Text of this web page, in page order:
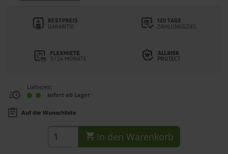
Lieferzeit:
sofort ab Lager
Auf die Wunschliste
In den Warenkorb